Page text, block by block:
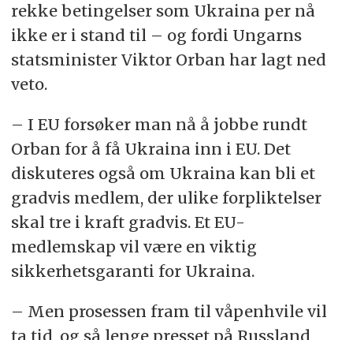
rekke betingelser som Ukraina per nå
ikke er i stand til – og fordi Ungarns
statsminister Viktor Orban har lagt ned
veto.
– I EU forsøker man nå å jobbe rundt
Orban for å få Ukraina inn i EU. Det
diskuteres også om Ukraina kan bli et
gradvis medlem, der ulike forpliktelser
skal tre i kraft gradvis. Et EU-
medlemskap vil være en viktig
sikkerhetsgaranti for Ukraina.
– Men prosessen fram til våpenhvile vil
ta tid, og så lenge presset på Russland